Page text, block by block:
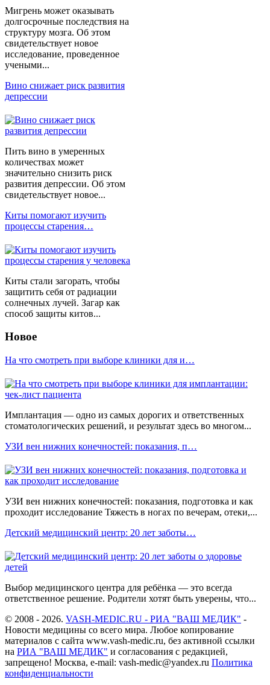
Мигрень может оказывать
долгосрочные последствия на
структуру мозга. Об этом
свидетельствует новое
исследование, проведенное
учеными...
Вино снижает риск развития
депрессии
Пить вино в умеренных
количествах может
значительно снизить риск
развития депрессии. Об этом
свидетельствует новое...
Киты помогают изучить
процессы старения…
Киты стали загорать, чтобы
защитить себя от радиации
солнечных лучей. Загар как
способ защиты китов...
Новое
На что смотреть при выборе клиники для и…
Имплантация — одно из самых дорогих и ответственных
стоматологических решений, и результат здесь во многом...
УЗИ вен нижних конечностей: показания, п…
УЗИ вен нижних конечностей: показания, подготовка и как
проходит исследование Тяжесть в ногах по вечерам, отеки,...
Детский медицинский центр: 20 лет заботы…
Выбор медицинского центра для ребёнка — это всегда
ответственное решение. Родители хотят быть уверены, что...
© 2008 - 2026. VASH-MEDIC.RU - РИА "ВАШ МЕДИК" -
Новости медицины со всего мира. Любое копирование
материалов с сайта www.vash-medic.ru, без активной ссылки
на РИА "ВАШ МЕДИК" и согласования с редакцией,
запрещено! Москва, e-mail: vash-medic@yandex.ru Политика
конфиденциальности